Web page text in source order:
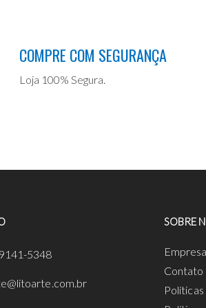
COMPRE COM SEGURANÇA
Loja 100% Segura.
5348
SOBRE
Empresa
Contato
Políticas